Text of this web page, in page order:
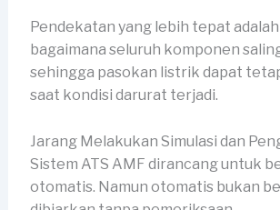
Pendekatan yang lebih tepat
bagaimana seluruh komponen
sehingga pasokan listrik dapat
saat kondisi darurat terjadi.
Jarang Melakukan Simulasi dan
Sistem ATS AMF dirancang untuk
otomatis. Namun otomatis bukan